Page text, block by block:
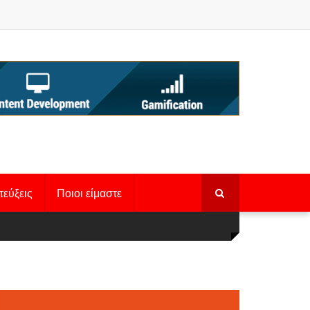
Ποιοι είμαστε